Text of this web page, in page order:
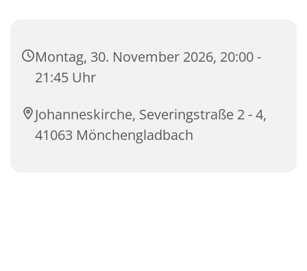
Montag, 30. November 2026, 20:00 -
21:45 Uhr
Johanneskirche, Severingstraße 2 - 4,
41063 Mönchengladbach